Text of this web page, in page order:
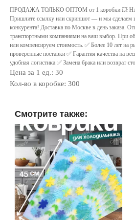
ПРОДАЖА ТОЛЬКО ОПТОМ от 1 коробки 💥
Пришлите ссылку или скриншот — и мы сделаем
конкурента! Доставка по Москве в день заказа.
транспортными компаниями на ваш выбор. При
или компенсируем стоимость. ✅ Более 10 лет на
проверенные поставки ✅ Гарантия качества на
удобная логистика ✅ Замена брака или возврат
Цена за 1 ед.: 30
Кол-во в коробке: 300
Смотрите также: